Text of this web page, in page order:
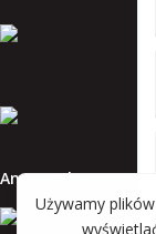
Anna Wyka